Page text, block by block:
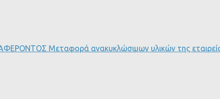
Μεταφορά ανακυκλώσιμων υλικών της